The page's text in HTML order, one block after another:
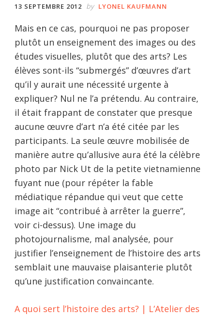
13 SEPTEMBRE 2012 by LYONEL KAUFMANN
Mais en ce cas, pourquoi ne pas proposer
plutôt un enseignement des images ou des
études visuelles, plutôt que des arts? Les
élèves sont-ils “submergés” d’œuvres d’art
qu’il y aurait une nécessité urgente à
expliquer? Nul ne l’a prétendu. Au contraire,
il était frappant de constater que presque
aucune œuvre d’art n’a été citée par les
participants. La seule œuvre mobilisée de
manière autre qu’allusive aura été la célèbre
photo par Nick Ut de la petite vietnamienne
fuyant nue (pour répéter la fable
médiatique répandue qui veut que cette
image ait “contribué à arrêter la guerre”,
voir ci-dessus). Une image du
photojournalisme, mal analysée, pour
justifier l’enseignement de l’histoire des arts
semblait une mauvaise plaisanterie plutôt
qu’une justification convaincante.
A quoi sert l’histoire des arts? | L’Atelier des